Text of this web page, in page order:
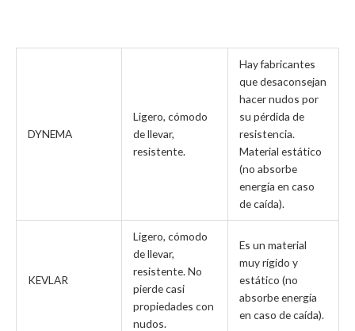
DYNEMA
Ligero, cómodo
de llevar,
resistente.
Hay fabricantes
que desaconsejan
hacer nudos por
su pérdida de
resistencia.
Material estático
(no absorbe
energía en caso
de caída).
KEVLAR
Ligero, cómodo
de llevar,
resistente. No
pierde casi
propiedades con
nudos.
Es un material
muy rígido y
estático (no
absorbe energía
en caso de caída).